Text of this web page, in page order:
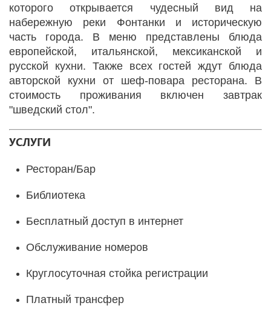
которого открывается чудесный вид на
набережную реки Фонтанки и историческую
часть города. В меню представлены блюда
европейской, итальянской, мексиканской и
русской кухни. Также всех гостей ждут блюда
авторской кухни от шеф-повара ресторана. В
стоимость проживания включен завтрак
"шведский стол".
УСЛУГИ
Ресторан/Бар
Библиотека
Бесплатный доступ в интернет
Обслуживание номеров
Круглосуточная стойка регистрации
Платный трансфер